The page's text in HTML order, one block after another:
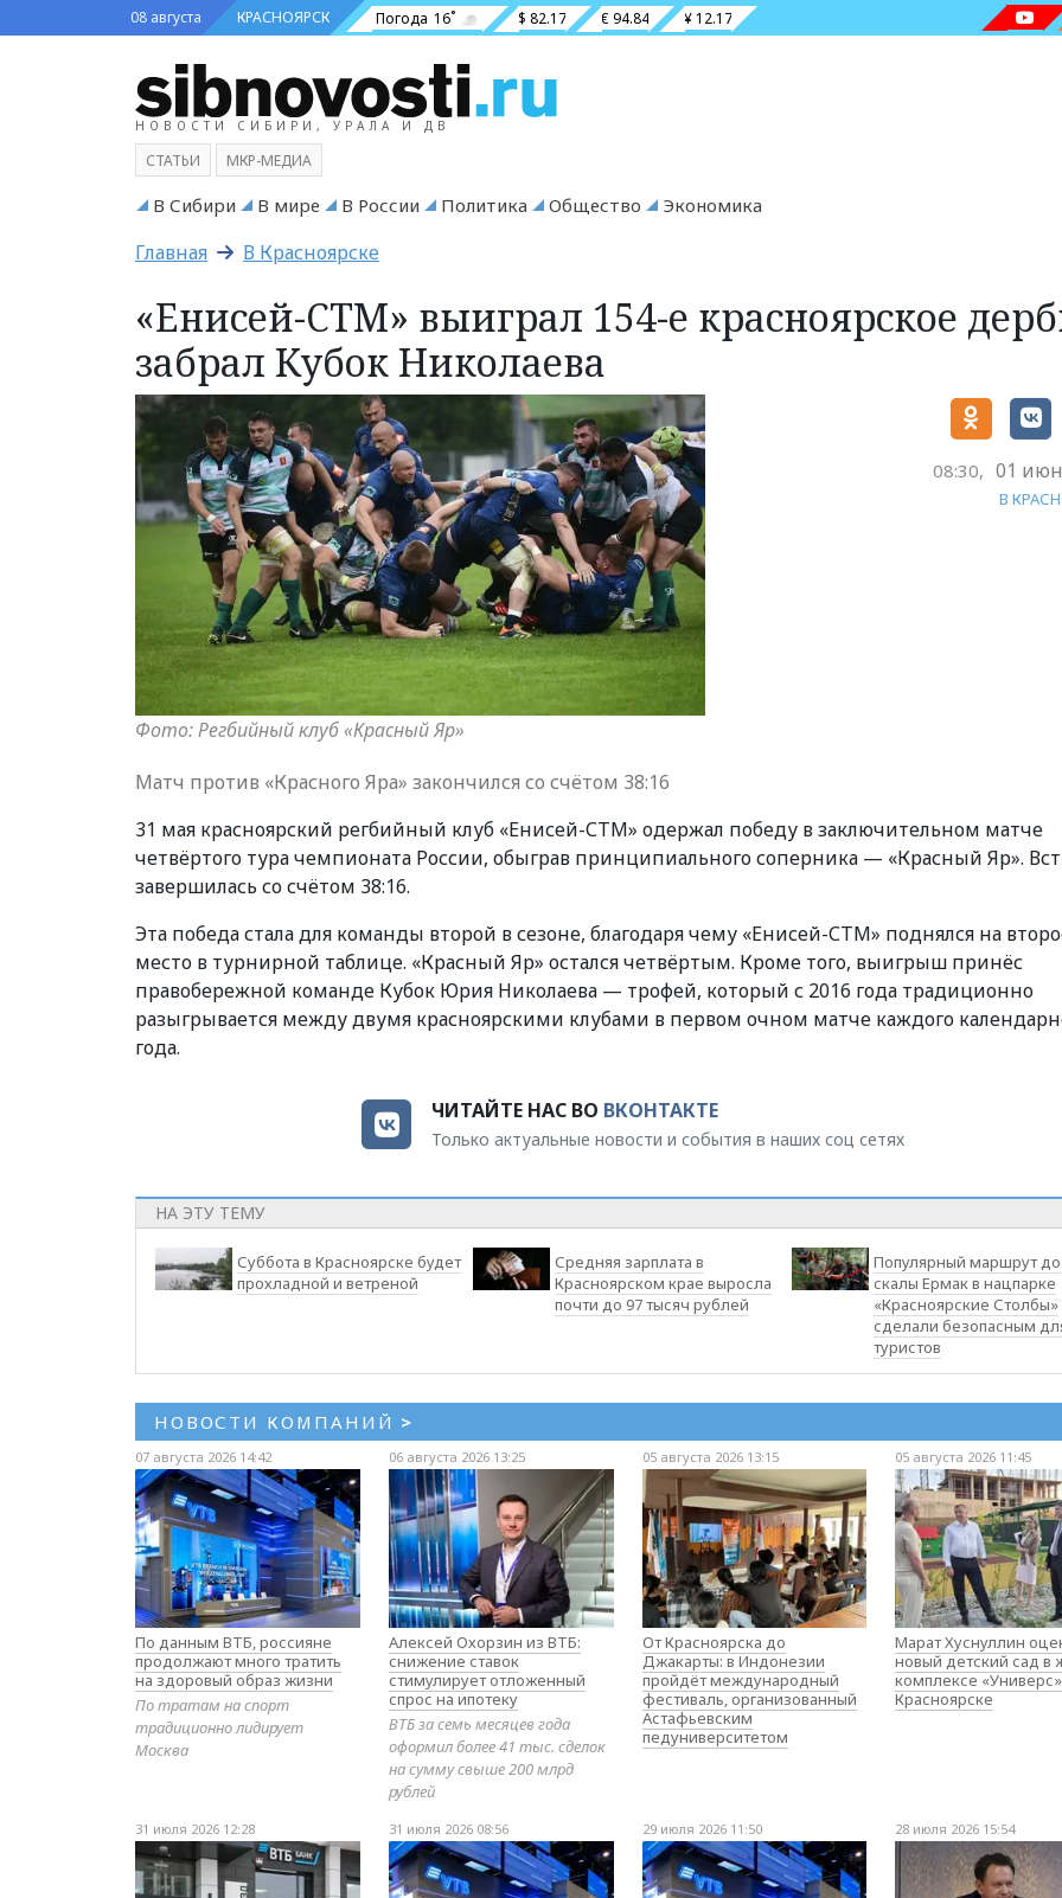
08 августа КРАСНОЯРСК Погода 16˚ $ 82.17 € 94.84 ¥ 12.17
НОВОСТИ СИБИРИ, УРАЛА И ДВ
СТАТЬИ МКР-МЕДИА
В Сибири В мире В России Политика Общество Экономика
Главная В Красноярске
«Енисей-СТМ» выиграл 154-е красноярское
забрал Кубок Николаева
Фото: Регбийный клуб «Красный Яр»
08:30, 01
В
Матч против «Красного Яра» закончился со счётом 38:16
31 мая красноярский регбийный клуб «Енисей-СТМ» одержал победу в заключительном матче
четвёртого тура чемпионата России, обыграв принципиального соперника — «Красный Яр».
завершилась со счётом 38:16.
Эта победа стала для команды второй в сезоне, благодаря чему «Енисей-СТМ» поднялся на
место в турнирной таблице. «Красный Яр» остался четвёртым. Кроме того, выигрыш принёс
правобережной команде Кубок Юрия Николаева — трофей, который с 2016 года традиционно
разыгрывается между двумя красноярскими клубами в первом очном матче каждого
года.
ЧИТАЙТЕ НАС ВО ВКОНТАКТЕ
Только актуальные новости и события в наших соц сетях
НА ЭТУ ТЕМУ
Суббота в Красноярске будет
прохладной и ветреной
Средняя зарплата в
Красноярском крае выросла
почти до 97 тысяч рублей
Популярный маршрут до
скалы Ермак в нацпарке
«Красноярские Столбы»
сделали безопасным
туристов
НОВОСТИ КОМПАНИЙ >
07 августа 2026 14:42
По данным ВТБ, россияне
продолжают много тратить
на здоровый образ жизни
По тратам на спорт
традиционно лидирует
Москва
06 августа 2026 13:25
Алексей Охорзин из ВТБ:
снижение ставок
стимулирует отложенный
спрос на ипотеку
ВТБ за семь месяцев года
оформил более 41 тыс. сделок
на сумму свыше 200 млрд
рублей
05 августа 2026 13:15
От Красноярска до
Джакарты: в Индонезии
пройдёт международный
фестиваль, организованный
Астафьевским
педуниверситетом
05 августа 2026 11:45
Марат Хуснуллин
новый детский сад в
комплексе
Красноярске
31 июля 2026 12:28 31 июля 2026 08:56 29 июля 2026 11:50 28 июля 2026 15:54